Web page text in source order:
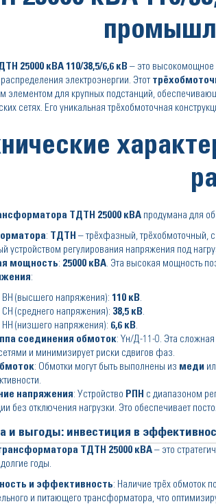
25000 кВА 110/38,5/6,6 кВ – это высокомощное
электроэнергии. Этот
элементом для крупных подстанций,
сетях. Его уникальная трёхобмоточная
ТДТН 25000 кВА продумана для
: ТДТН – трёхфазный, трёхобмоточный,
устройством регулирования напряжения под
мощность: 25000 кВА. Эта высокая мощность
:
ВН (высшего напряжения): 110 кВ.
(среднего напряжения): 38,5 кВ.
НН (низшего напряжения): 6,6 кВ.
соединения обмоток: Yн/Д-11-0. Эта
и минимизирует риски сдвигов фаз.
: Обмотки могут быть выполнены из меди
напряжения: Устройство РПН с диапазоном
без отключения нагрузки. Это обеспечивает
и выгоды: инвестиция в
ТДТН 25000 кВА– это
годы.
и эффективность: Наличие трёх обмоток
и питающего трансформатора, что